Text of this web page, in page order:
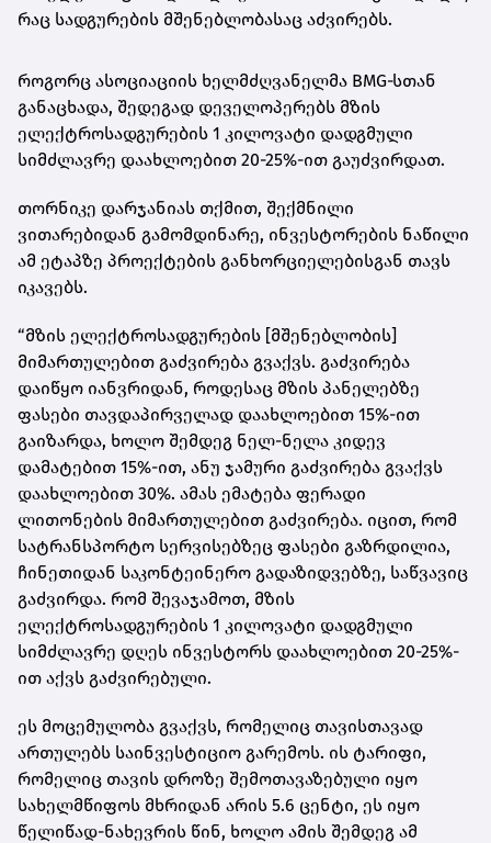
რაც სადგურების მშენებლობასაც აძვირებს.
როგორც ასოციაციის ხელმძღვანელმა BMG‑სთან
განაცხადა, შედეგად დეველოპერებს მზის
ელექტროსადგურების 1 კილოვატი დადგმული
სიმძლავრე დაახლოებით 20-25%-ით გაუძვირდათ.
თორნიკე დარჯანიას თქმით, შექმნილი
ვითარებიდან გამომდინარე, ინვესტორების ნაწილი
ამ ეტაპზე პროექტების განხორციელებისგან თავს
იკავებს.
“მზის ელექტროსადგურების [მშენებლობის]
მიმართულებით გაძვირება გვაქვს. გაძვირება
დაიწყო იანვრიდან, როდესაც მზის პანელებზე
ფასები თავდაპირველად დაახლოებით 15%-ით
გაიზარდა, ხოლო შემდეგ ნელ-ნელა კიდევ
დამატებით 15%-ით, ანუ ჯამური გაძვირება გვაქვს
დაახლოებით 30%. ამას ემატება ფერადი
ლითონების მიმართულებით გაძვირება. იცით, რომ
სატრანსპორტო სერვისებზეც ფასები გაზრდილია,
ჩინეთიდან საკონტეინერო გადაზიდვებზე, საწვავიც
გაძვირდა. რომ შევაჯამოთ, მზის
ელექტროსადგურების 1 კილოვატი დადგმული
სიმძლავრე დღეს ინვესტორს დაახლოებით 20-25%-
ით აქვს გაძვირებული.
ეს მოცემულობა გვაქვს, რომელიც თავისთავად
ართულებს საინვესტიციო გარემოს. ის ტარიფი,
რომელიც თავის დროზე შემოთავაზებული იყო
სახელმწიფოს მხრიდან არის 5.6 ცენტი, ეს იყო
წელიწად-ნახევრის წინ, ხოლო ამის შემდეგ ამ